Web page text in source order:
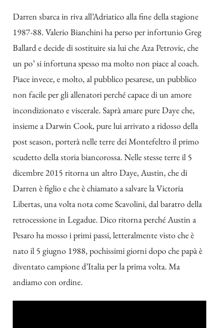
Darren sbarca in riva all’Adriatico alla fine della stagione
1987-88. Valerio Bianchini ha perso per infortunio Greg
Ballard e decide di sostituire sia lui che Aza Petrovic, che
un po’ si infortuna spesso ma molto non piace al coach.
Piace invece, e molto, al pubblico pesarese, un pubblico
non facile per gli allenatori perché capace di un amore
incondizionato e viscerale. Saprà amare pure Daye che,
insieme a Darwin Cook, pure lui arrivato a ridosso della
post season, porterà nelle terre dei Montefeltro il primo
scudetto della storia biancorossa. Nelle stesse terre il 5
dicembre 2015 ritorna un altro Daye, Austin, che di
Darren è figlio e che è chiamato a salvare la Victoria
Libertas, una volta nota come Scavolini, dal baratro della
retrocessione in Legadue. Dico ritorna perché Austin a
Pesaro ha mosso i primi passi, letteralmente visto che è
nato il 5 giugno 1988, pochissimi giorni dopo che papà è
diventato campione d’Italia per la prima volta. Ma
andiamo con ordine.